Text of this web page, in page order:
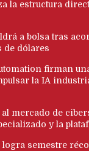
la estructura
a bolsa tras
de dólares
firman
la IA
mercado de
y la
semestre